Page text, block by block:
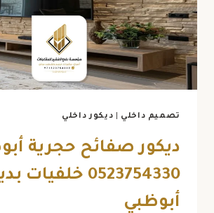
ومرايا
في
مصفح
تصميم داخلي ديكور داخلي
ديكور صفائح حجرية
0523754330
أبوظبي